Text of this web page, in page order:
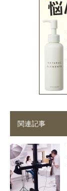
関連記事